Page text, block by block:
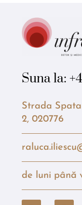
Suna la:
Strada
2, 020776
de luni până